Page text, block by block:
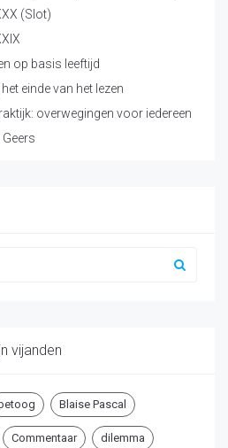
(Slot)
op basis leeftijd
einde van het lezen
overwegingen voor iedereen
vijanden
betoog Blaise Pascal
Commentaar dilemma